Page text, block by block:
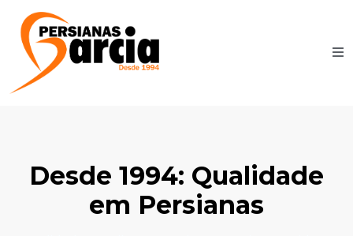
Desde 1994: Qualidade
em Persianas